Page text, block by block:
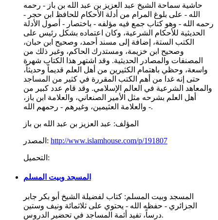
حاشية سماحة الشيخ عبد العزيز بن عبد الله بن باز - رحمه
الله - على بلوغ المرام من أدلة الأحكام للحافظ ابن حجر -
رحمه الله - وهو كتاب جمع فيه مؤلفه - باختصار - أصول الأدلة
الحديثية للأحكام الشرعية، وكان اعتماده بشكل رئيس على
الكتب الستة، إضافة إلى مسند أحمد، وصحيح ابن حبان،
وصحيح ابن خزيمة، ومستدرك الحاكم، وغير ذلك من
المصنفات والمصادر الحديثية. وقد اشتهر هذا الكتاب شهرة
واسعة، وحظي باهتمام الكثيرين من أهل العلم قديماً وحديثاً،
حتى إنه غدا من أهم الكتب المقررة في كثير من المساجد
والمعاهد الشرعية في العالم الإسلامي. وقد قام عدد كبير من
أهل العلم بشرحه مثل الأمير الصنعاني، والعلامة ابن باز،
والعلامة العثيمين، وغيرهم - رحمهم الله -.
المؤلف: عبد العزيز بن عبد الله بن باز
المصدر: http://www.islamhouse.com/p/191807
التحميل:
المسجد وبيت المسلم
المسجد وبيت المسلم: كتاب لفضيلة الشيخ أبو بكر جابر
الجزائري - حفظه الله - يحتوي على ثلاثمائة ونيف وستين
درساً، تفيد أئمة المساجد في تحضير الدروس.